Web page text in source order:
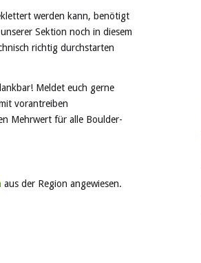
werden kann, benötigt
Sektion noch in diesem
richtig durchstarten
Meldet euch gerne
vorantreiben
Mehrwert für alle Boulder-
aus der Region angewiesen.